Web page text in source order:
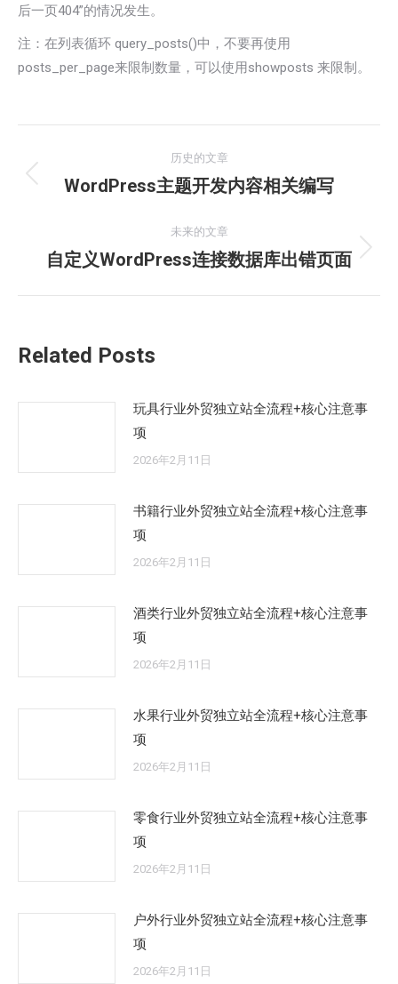
后一页404”的情况发生。
注：在列表循环 query_posts()中，不要再使用
posts_per_page来限制数量，可以使用showposts 来限制。
章
历史的文章
历
的
文
WordPress主题开发内容相关编写
未来的文章
未
自定义WordPress连接数据库出错页面
Related Posts
玩具行业外贸独立站全流程+核心注意事
项
2026年2月11日
书籍行业外贸独立站全流程+核心注意事
项
2026年2月11日
酒类行业外贸独立站全流程+核心注意事
项
2026年2月11日
水果行业外贸独立站全流程+核心注意事
项
2026年2月11日
零食行业外贸独立站全流程+核心注意事
项
2026年2月11日
户外行业外贸独立站全流程+核心注意事
项
2026年2月11日